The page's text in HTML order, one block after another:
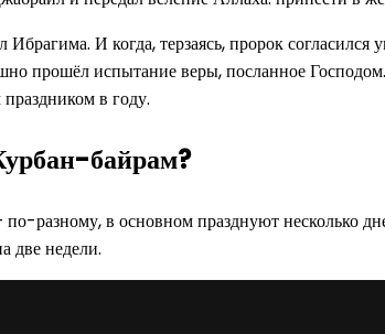
И когда, терзаясь, пророк
прошёл испытание веры, посланное
в году.
байрам?
разному, в основном празднуют несколько
две недели.